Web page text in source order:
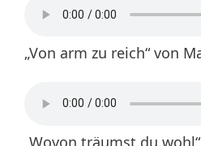
„Von arm zu reich“ von
„Wovon träumst du